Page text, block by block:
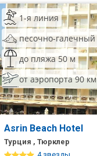
1-я линия
песочно-галечный
до пляжа 50 м
от аэропорта 90 км
Asrin Beach Hotel
Турция , Тюрклер
Южный Гоа
Занзибар
Абхазия
Большой Сочи
Кав Мин Воды
Экскурсионные туры
VIP отели 5 звезд